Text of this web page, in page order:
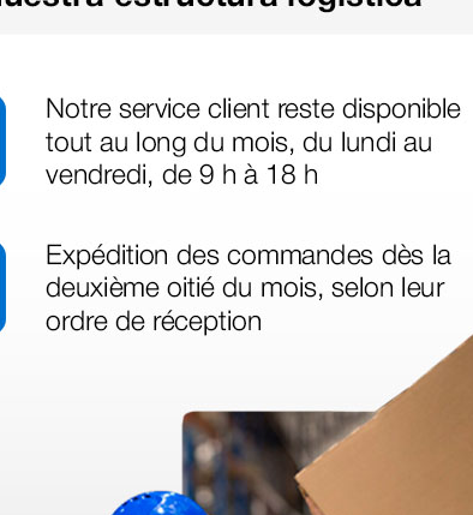
de material médico. Pero el envío cuesta más del
el IVA que luego nos van a cobrar.